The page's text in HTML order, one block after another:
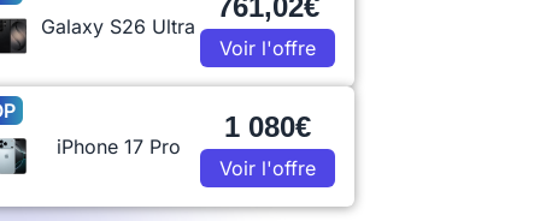
Galaxy S26 Ultra
761,02€
Voir l'offre
iPhone 17 Pro
1 080€
Voir l'offre